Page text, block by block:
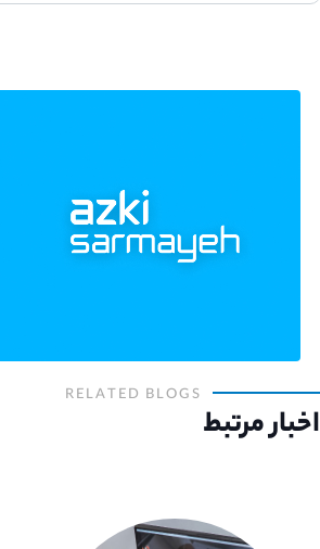
RELATED BLOGS
اخبار مرتبط